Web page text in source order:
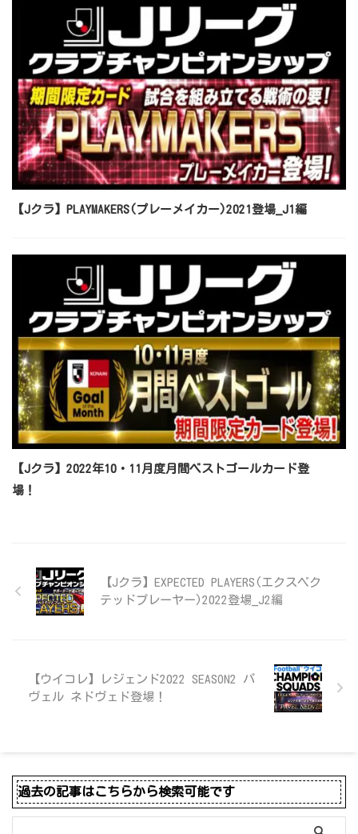
【Jクラ】PLAYMAKERS(プレーメイカー)2021登場_J1編
【Jクラ】2022年10・11月度月間ベストゴールカード登
場！
【Jクラ】EXPECTED PLAYERS(エクスペク
テッドプレーヤー)2022登場_J2編
【ウイコレ】レジェンド2022 SEASON2 パ
ヴェル ネドヴェド登場！
過去の記事はこちらから検索可能です